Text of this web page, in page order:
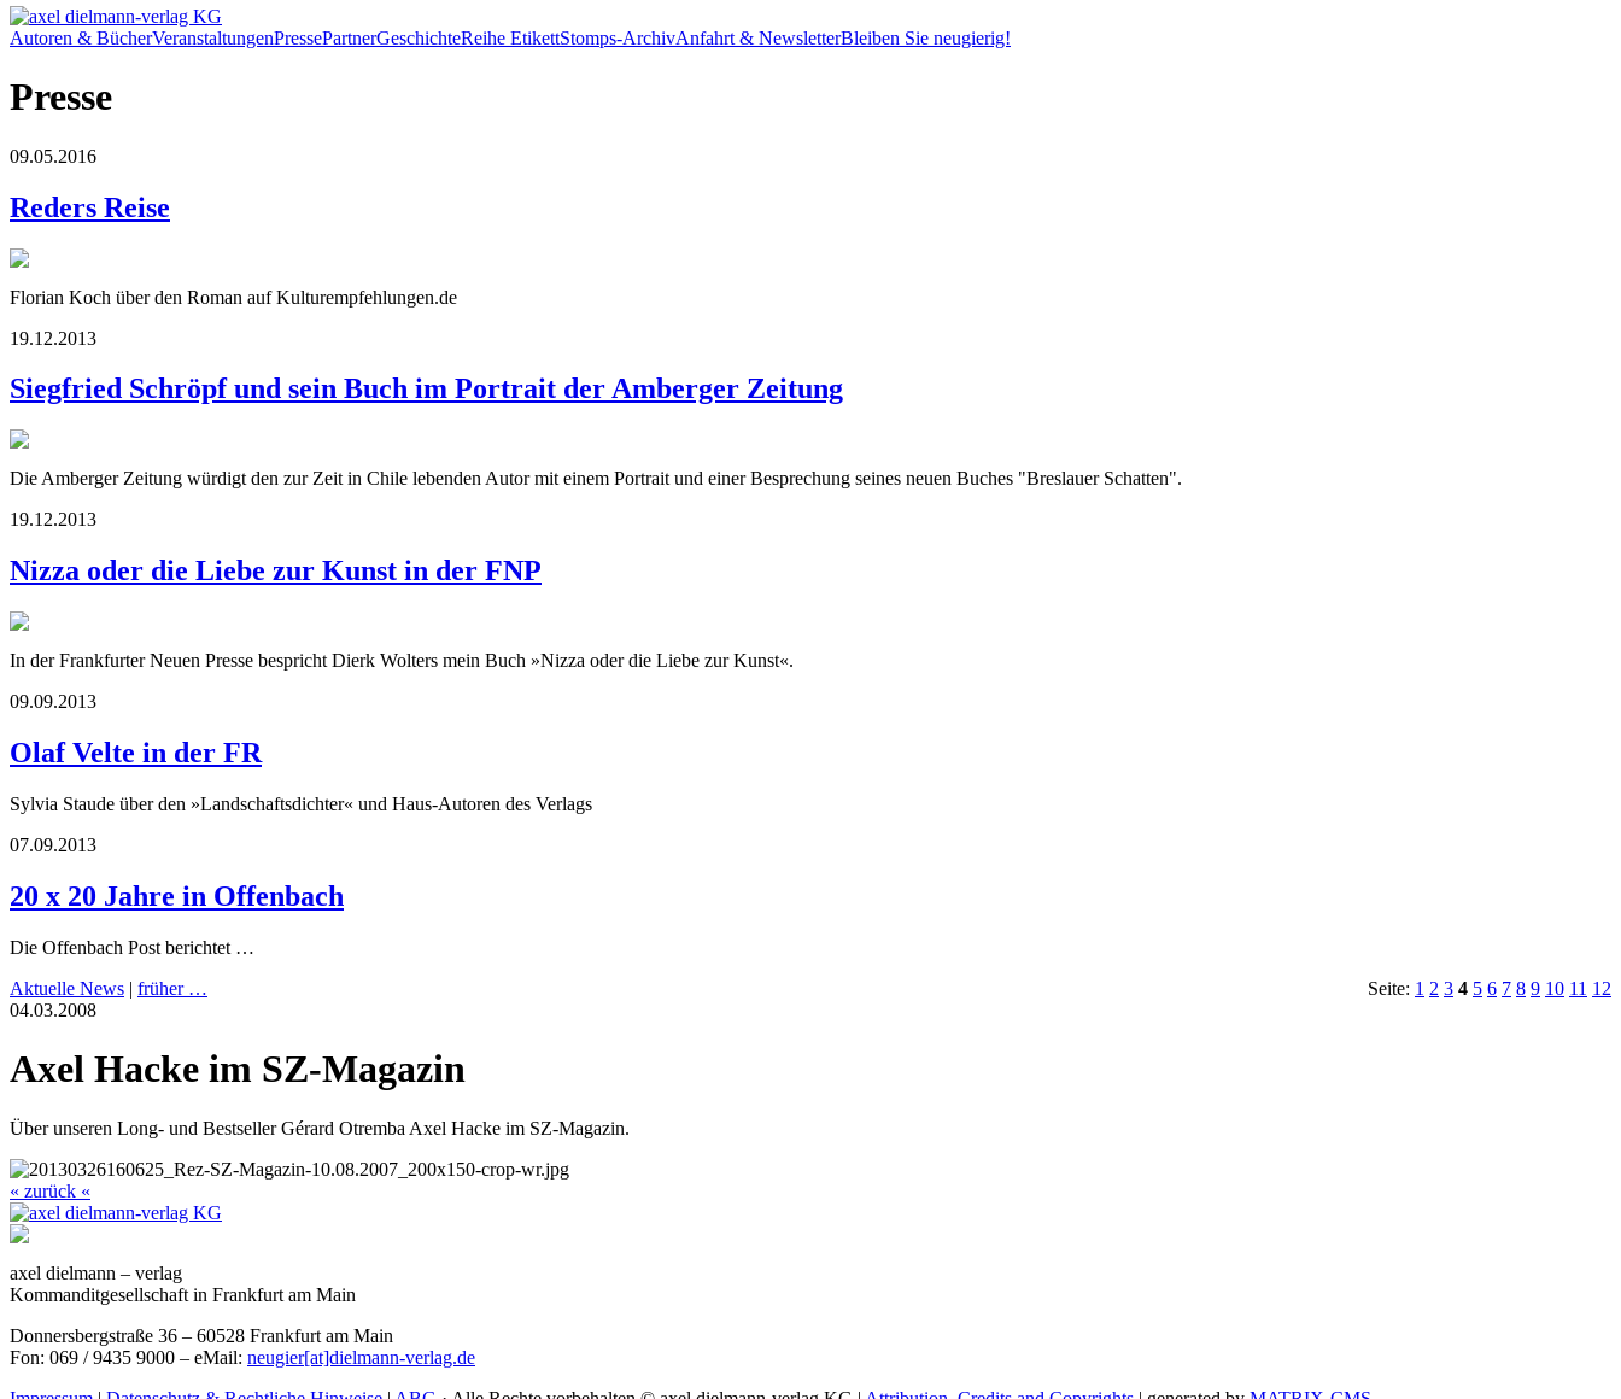
Autoren & BücherVeranstaltungenPressePartnerGeschichteReihe EtikettStomps-ArchivAnfahrt & NewsletterBleiben Sie neugierig!
Presse
09.05.2016
Reders Reise
Florian Koch über den Roman auf Kulturempfehlungen.de
19.12.2013
Siegfried Schröpf und sein Buch im Portrait der Amberger Zeitung
Die Amberger Zeitung würdigt den zur Zeit in Chile lebenden Autor mit einem Portrait und einer Besprechung seines neuen Buches "Breslauer Schatten".
19.12.2013
Nizza oder die Liebe zur Kunst in der FNP
In der Frankfurter Neuen Presse bespricht Dierk Wolters mein Buch »Nizza oder die Liebe zur Kunst«.
09.09.2013
Olaf Velte in der FR
Sylvia Staude über den »Landschaftsdichter« und Haus-Autoren des Verlags
07.09.2013
20 x 20 Jahre in Offenbach
Die Offenbach Post berichtet …
Aktuelle News | früher … Seite: 1 2 3 4 5 6 7 8 9 10 11 12
04.03.2008
Axel Hacke im SZ-Magazin
Über unseren Long- und Bestseller Gérard Otremba Axel Hacke im SZ-Magazin.
« zurück «
axel dielmann – verlag
Kommanditgesellschaft in Frankfurt am Main
Donnersbergstraße 36 – 60528 Frankfurt am Main
Fon: 069 / 9435 9000 – eMail: neugier[at]dielmann-verlag.de